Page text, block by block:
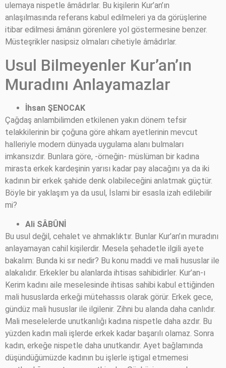
ulemaya nispetle âmâdırlar. Bu kişilerin Kur’an’ın
anlaşılmasında referans kabul edilmeleri ya da görüşlerine
itibar edilmesi âmânın görenlere yol göstermesine benzer.
Müsteşrikler nasipsiz olmaları cihetiyle âmâdırlar.
Usul Bilmeyenler Kur’an’ın
Muradını Anlayamazlar
İhsan ŞENOCAK
Çağdaş anlambilimden etkilenen yakın dönem tefsir
telakkilerinin bir çoğuna göre ahkam ayetlerinin mevcut
halleriyle modern dünyada uygulama alanı bulmaları
imkansızdır. Bunlara göre, -örneğin- müslüman bir kadına
mirasta erkek kardeşinin yarısı kadar pay alacağını ya da iki
kadının bir erkek şahide denk olabileceğini anlatmak güçtür.
Böyle bir yaklaşım ya da usul, İslami bir esasla izah edilebilir
mi?
Ali SÂBÛNİ
Bu usul değil, cehalet ve ahmaklıktır. Bunlar Kur’an’ın muradını
anlayamayan cahil kişilerdir. Mesela şehadetle ilgili ayete
bakalım: Bunda ki sır nedir? Bu konu maddi ve mali hususlar ile
alakalıdır. Erkekler bu alanlarda ihtisas sahibidirler. Kur’an-ı
Kerim kadını aile meselesinde ihtisas sahibi kabul ettiğinden
mali hususlarda erkeği mütehassıs olarak görür. Erkek gece,
gündüz mali hususlar ile ilgilenir. Zihni bu alanda daha canlıdır.
Mali meselelerde unutkanlığı kadına nispetle daha azdır. Bu
yüzden kadın mali işlerde erkek kadar başarılı olamaz. Sonra
kadın, erkeğe nispetle daha unutkandır. Ayet bağlamında
düşündüğümüzde kadının bu işlerle iştigal etmemesi